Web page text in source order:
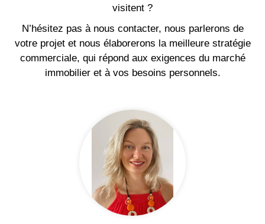
visitent ?
N’hésitez pas à nous contacter, nous parlerons de
votre projet et nous élaborerons la meilleure stratégie
commerciale, qui répond aux exigences du marché
immobilier et à vos besoins personnels.